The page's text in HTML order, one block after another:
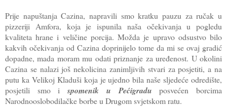
Prije napuštanja Cazina, napravili smo kratku pauzu za ručak u
pizzeriji Amfora, koja je ispunila naša očekivanja u pogledu
kvaliteta hrane i veličine porcija. Možda je upravo odsustvo bilo
kakvih očekivanja od Cazina doprinijelo tome da mi se ovaj gradić
dopadne, mada moram mu odati priznanje za uređenost. U okolini
Cazina se nalazi još nekolicina zanimljivih stvari za posjetiti, a na
putu ka Velikoj Kladuši koja je ujedno bila naše sljedeće odredište,
posjetili smo ispomenik u Pećigradu posvećen borcima
Narodnooslobodilačke borbe u Drugom svjetskom ratu.